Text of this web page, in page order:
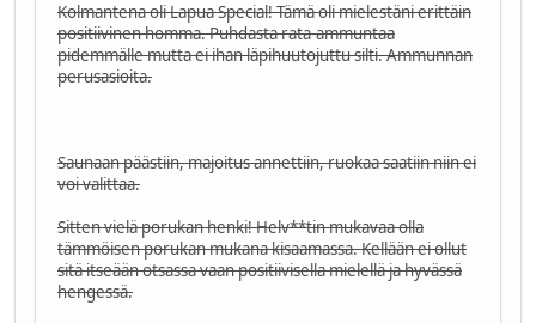
Kolmantena oli Lapua Special! Tämä oli mielestäni erittäin
positiivinen homma. Puhdasta rata-ammuntaa
pidemmälle mutta ei ihan läpihuutojuttu silti. Ammunnan
perusasioita.
Saunaan päästiin, majoitus annettiin, ruokaa saatiin niin ei
voi valittaa.
Sitten vielä porukan henki! Helv**tin mukavaa olla
tämmöisen porukan mukana kisaamassa. Kellään ei ollut
sitä itseään otsassa vaan positiivisella mielellä ja hyvässä
hengessä.